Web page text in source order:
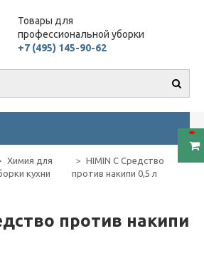
Товары для
профессиональной уборки
+7 (495) 145-90-62
Химия для
кухни
HIMIN C Средство
против накипи 0,5 л
против накипи